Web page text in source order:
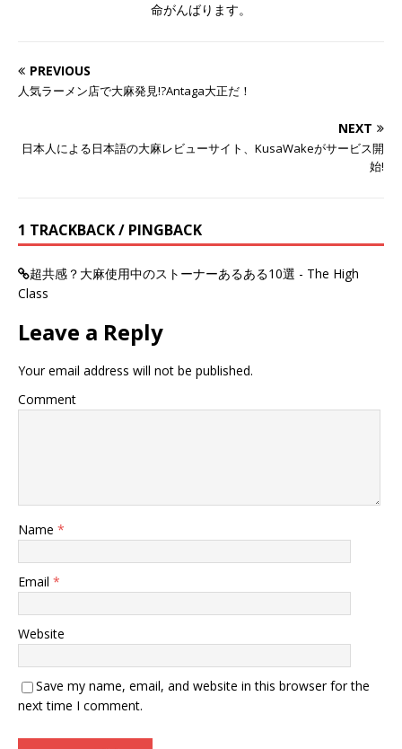
命がんばります。
PREVIOUS
人気ラーメン店で大麻発見!?Antaga大正だ！
NEXT
日本人による日本語の大麻レビューサイト、KusaWakeがサービス開
始!
1 TRACKBACK / PINGBACK
超共感？大麻使用中のストーナーあるある10選 - The High
Class
Leave a Reply
Your email address will not be published.
Comment
Name *
Email *
Website
Save my name, email, and website in this browser for the
next time I comment.